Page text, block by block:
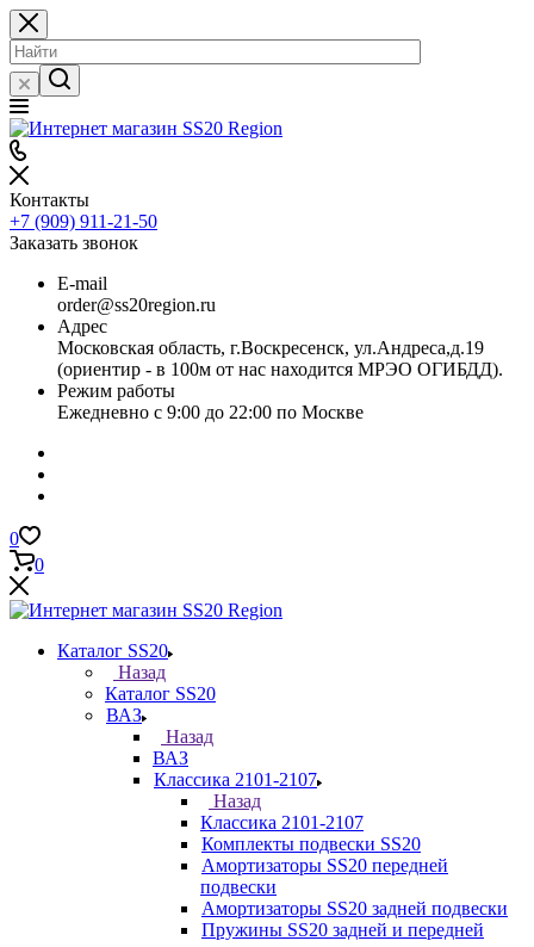
Контакты
+7 (909) 911-21-50
Заказать звонок
E-mail
order@ss20region.ru
Адрес
Московская область, г.Воскресенск, ул.Андреса,д.19
(ориентир - в 100м от нас находится МРЭО ОГИБДД).
Режим работы
Ежедневно с 9:00 до 22:00 по Москве
0
0
Каталог SS20
Назад
Каталог SS20
ВАЗ
Назад
ВАЗ
Классика 2101-2107
Назад
Классика 2101-2107
Комплекты подвески SS20
Амортизаторы SS20 передней
подвески
Амортизаторы SS20 задней подвески
Пружины SS20 задней и передней